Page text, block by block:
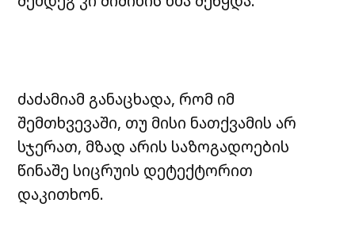
ძაძამიამ განაცხადა, რომ იმ
შემთხვევაში, თუ მისი ნათქვამის არ
სჯერათ, მზად არის საზოგადოების
წინაშე სიცრუის დეტექტორით
დაკითხონ.